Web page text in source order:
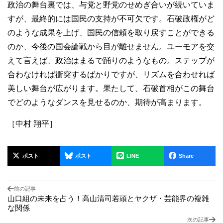
政治の舞台裏では、与党と野党のせめぎ合いが続いていま
すが、最終的には国民の支持が不可欠です。石破政権がど
のような成果を上げ、国民の信頼を取り戻すことができる
のか、今後の国会論戦から目が離せません。ユーモアを交
えて言えば、政治はまるで踊りのようなもの。ステップが
合わなければ衝突するばかりですが、リズムを合わせれば
美しい舞台が広がります。果たして、石破首相がこの舞台
でどのようなダンスを見せるのか、期待が高まります。
［中村 翔平］
ポスト ポスト LINE Share
前の記事
山口組の未来を占う！高山清司若頭とヤクザ・芸能界の複雑
な関係
次の記事